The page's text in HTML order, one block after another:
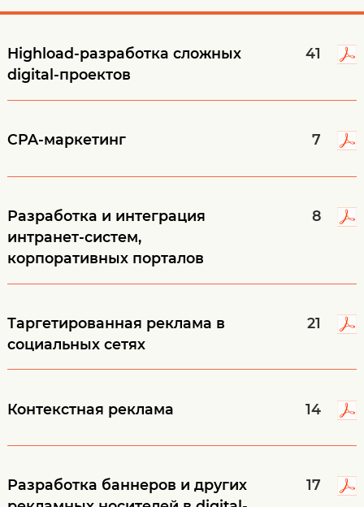
Highload-разработка сложных
digital-проектов
41
CPA-маркетинг 7
Разработка и интеграция
интранет-систем,
корпоративных порталов
8
Таргетированная реклама в
социальных сетях
21
Контекстная реклама 14
Разработка баннеров и других
17